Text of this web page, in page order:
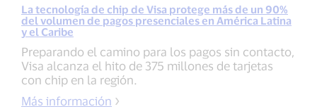
La tecnología de chip de Visa protege más de un 90%
del volumen de pagos presenciales en América Latina
y el Caribe
Preparando el camino para los pagos sin contacto,
Visa alcanza el hito de 375 millones de tarjetas
con chip en la región.
Más información